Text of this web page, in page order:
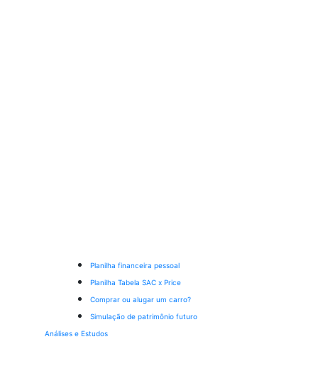
Planilha financeira pessoal
Planilha Tabela SAC x Price
Comprar ou alugar um carro?
Simulação de patrimônio futuro
Análises e Estudos